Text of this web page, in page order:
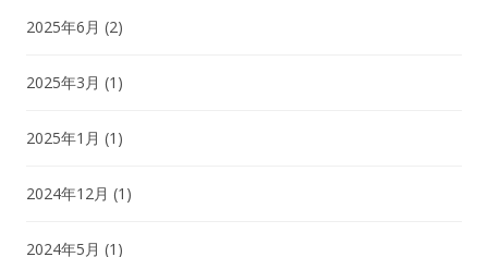
2025年6月 (2)
2025年3月 (1)
2025年1月 (1)
2024年12月 (1)
2024年5月 (1)